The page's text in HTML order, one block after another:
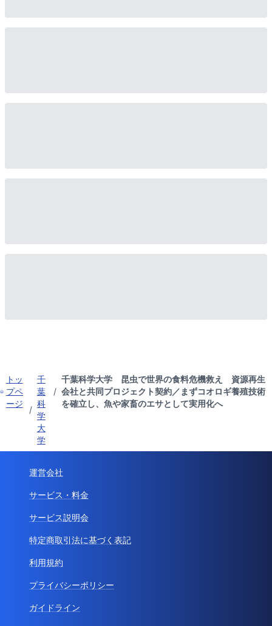
トッ
プペ
ージ
/
千
葉
科
学
大
学
/
千葉科学大学 昆虫で世界の食料危機救え 資源再生
会社と共同プロジェクト契約／まずコオロギ養殖技術
を確立し、魚や家畜のエサとして実用化へ
運営会社
サービス・料金
サービス説明会
特定商取引法に基づく表記
利用規約
プライバシーポリシー
ガイドライン